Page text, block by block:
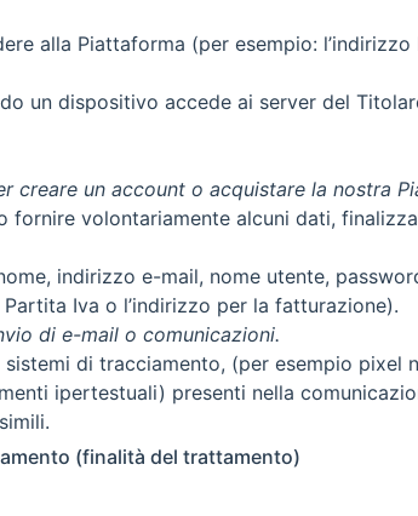
alla Piattaforma (per esempio:
un dispositivo accede ai server del
creare un account o acquistare la nostra
fornire volontariamente alcuni dati,
indirizzo e-mail, nome utente,
Iva o l’indirizzo per la fatturazione).
di e-mail o comunicazioni.
di tracciamento, (per esempio pixel
ipertestuali) presenti nella
(finalità del trattamento)